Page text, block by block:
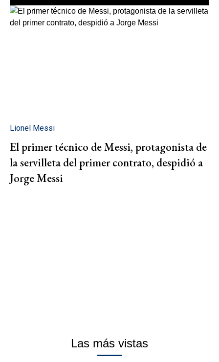
Lionel Messi
El primer técnico de Messi, protagonista de
la servilleta del primer contrato, despidió a
Jorge Messi
Las más vistas